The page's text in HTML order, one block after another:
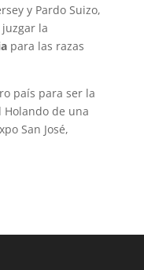
y Pardo Suizo,
la
para las razas
país para ser la
de una
San José,